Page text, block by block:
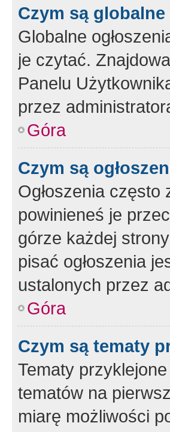
Czym są globalne
Globalne
je czytać.
Panelu
przez
Góra
Czym są
Ogłoszenia
powinieneś je
górze każdej
pisać ogłoszenia
ustalonych przez
Góra
Czym są tematy
Tematy
tematów na
miarę możliwości